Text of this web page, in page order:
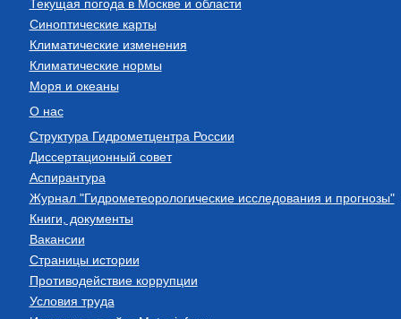
Текущая погода в Москве и области
Синоптические карты
Климатические изменения
Климатические нормы
Моря и океаны
О нас
Структура Гидрометцентра России
Диссертационный совет
Аспирантура
Журнал "Гидрометеорологические исследования и прогнозы"
Книги, документы
Вакансии
Страницы истории
Противодействие коррупции
Условия труда